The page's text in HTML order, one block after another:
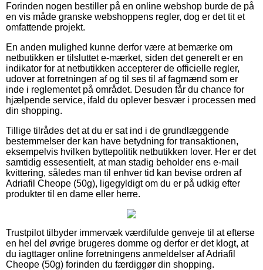
Forinden nogen bestiller på en online webshop burde de på
en vis måde granske webshoppens regler, dog er det tit et
omfattende projekt.
En anden mulighed kunne derfor være at bemærke om
netbutikken er tilsluttet e-mærket, siden det generelt er en
indikator for at netbutikken accepterer de officielle regler,
udover at forretningen af og til ses til af fagmænd som er
inde i reglementet på området. Desuden får du chance for
hjælpende service, ifald du oplever besvær i processen med
din shopping.
Tillige tilrådes det at du er sat ind i de grundlæggende
bestemmelser der kan have betydning for transaktionen,
eksempelvis hvilken byttepolitik netbutikken lover. Her er det
samtidig essesentielt, at man stadig beholder ens e-mail
kvittering, således man til enhver tid kan bevise ordren af
Adriafil Cheope (50g), ligegyldigt om du er på udkig efter
produkter til en dame eller herre.
Trustpilot tilbyder immervæk værdifulde genveje til at efterse
en hel del øvrige brugeres domme og derfor er det klogt, at
du iagttager online forretningens anmeldelser af Adriafil
Cheope (50g) forinden du færdiggør din shopping.